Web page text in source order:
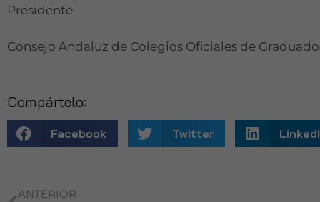
Presidente
Consejo Andaluz de Colegios Oficiales de
Compártelo:
Facebook Twitter
ANTERIOR